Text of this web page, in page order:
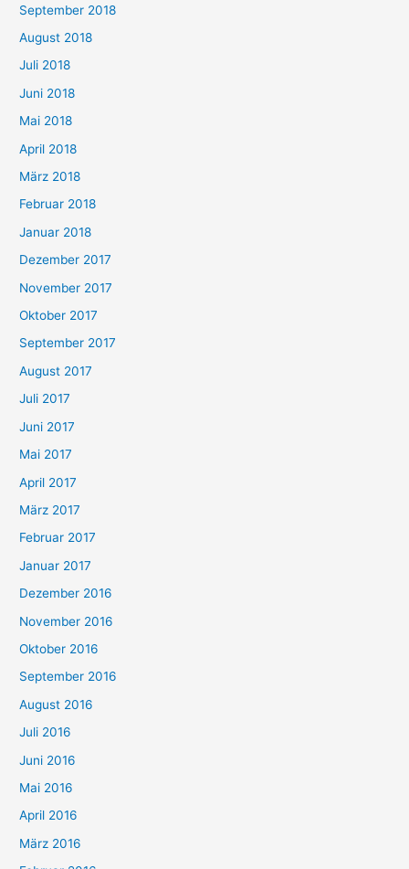
September 2018
August 2018
Juli 2018
Juni 2018
Mai 2018
April 2018
März 2018
Februar 2018
Januar 2018
Dezember 2017
November 2017
Oktober 2017
September 2017
August 2017
Juli 2017
Juni 2017
Mai 2017
April 2017
März 2017
Februar 2017
Januar 2017
Dezember 2016
November 2016
Oktober 2016
September 2016
August 2016
Juli 2016
Juni 2016
Mai 2016
April 2016
März 2016